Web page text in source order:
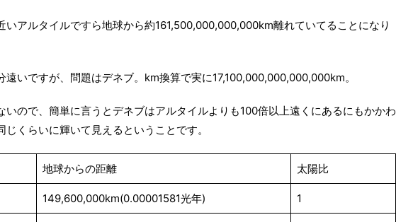
いアルタイルですら地球から約161,500,000,000,000km離れていてることになり
遠いですが、問題はデネブ。km換算で実に17,100,000,000,000,000km。
いので、簡単に言うとデネブはアルタイルよりも100倍以上遠くにあるにもかかわ
じくらいに輝いて見えるということです。
地球からの距離 太陽比
149,600,000km(0.00001581光年) 1